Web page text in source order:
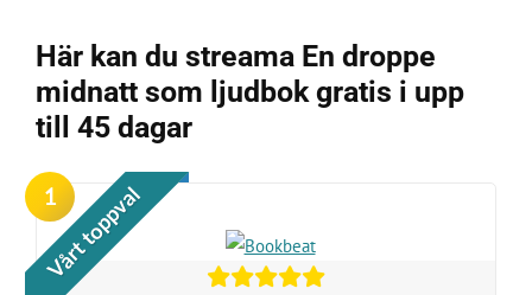
Här kan du streama En droppe
midnatt som ljudbok gratis i upp
till 45 dagar
1
Vårt toppval